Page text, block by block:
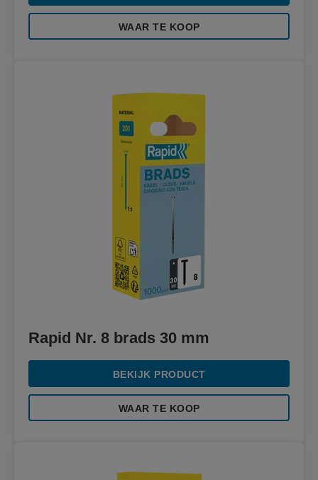
WAAR TE KOOP
Rapid Nr. 8 brads 30 mm
BEKIJK PRODUCT
WAAR TE KOOP